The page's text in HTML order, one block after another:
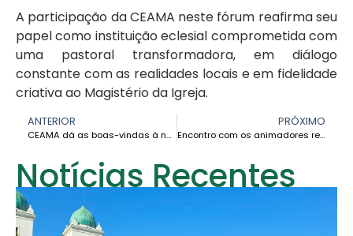
A participação da CEAMA neste fórum reafirma seu
papel como instituição eclesial comprometida com
uma pastoral transformadora, em diálogo
constante com as realidades locais e em fidelidade
criativa ao Magistério da Igreja.
ANTERIOR
CEAMA dá as boas-vindas à nova presidência da CONVER e renova seu compromisso com a vida consagrada na Venezuela
PRÓXIMO
Encontro com os animadores regionais do Plano Apostólico Sinodal da CEAMA
Notícias Recentes